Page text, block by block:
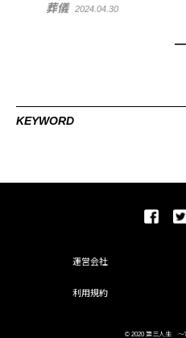
葬儀 2024.04.30
KEYWORD
運営会社
利用規約
© 2020 第三人生 〜